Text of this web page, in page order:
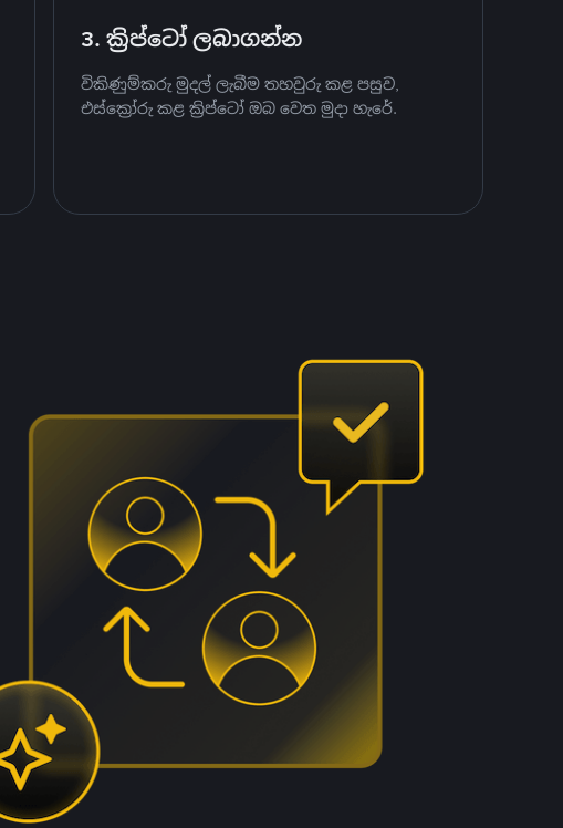
3. ක්‍රිප්ටෝ ලබාගන්න
විකිණුම්කරු මුදල් ලැබීම තහවුරු කළ පසුව,
එස්ක්‍රෝරු කළ ක්‍රිප්ටෝ ඔබ වෙත මුදා හැරේ.